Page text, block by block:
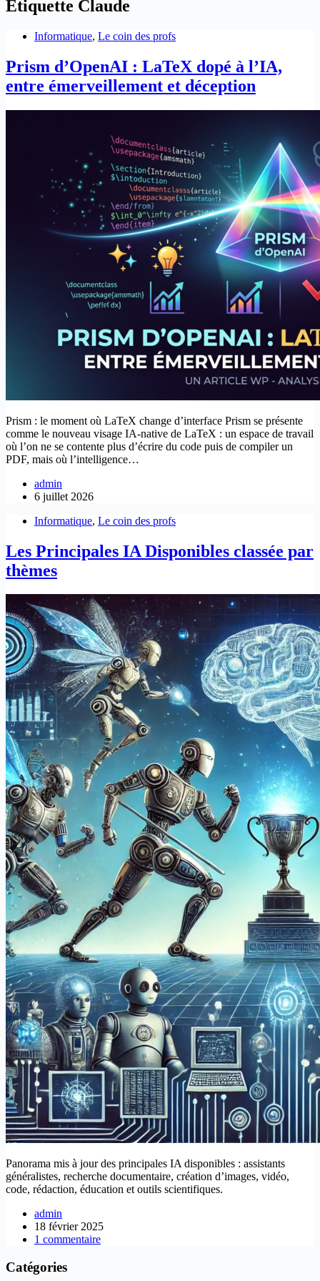
Étiquette Claude
Informatique, Le coin des profs
Prism d’OpenAI : LaTeX dopé à l’IA,
entre émerveillement et déception
Prism : le moment où LaTeX change d’interface Prism se présente
comme le nouveau visage IA-native de LaTeX : un espace de travail
où l’on ne se contente plus d’écrire du code puis de compiler un
PDF, mais où l’intelligence…
admin
6 juillet 2026
Informatique, Le coin des profs
Les Principales IA Disponibles classée par
thèmes
Panorama mis à jour des principales IA disponibles : assistants
généralistes, recherche documentaire, création d’images, vidéo,
code, rédaction, éducation et outils scientifiques.
admin
18 février 2025
1 commentaire
Catégories